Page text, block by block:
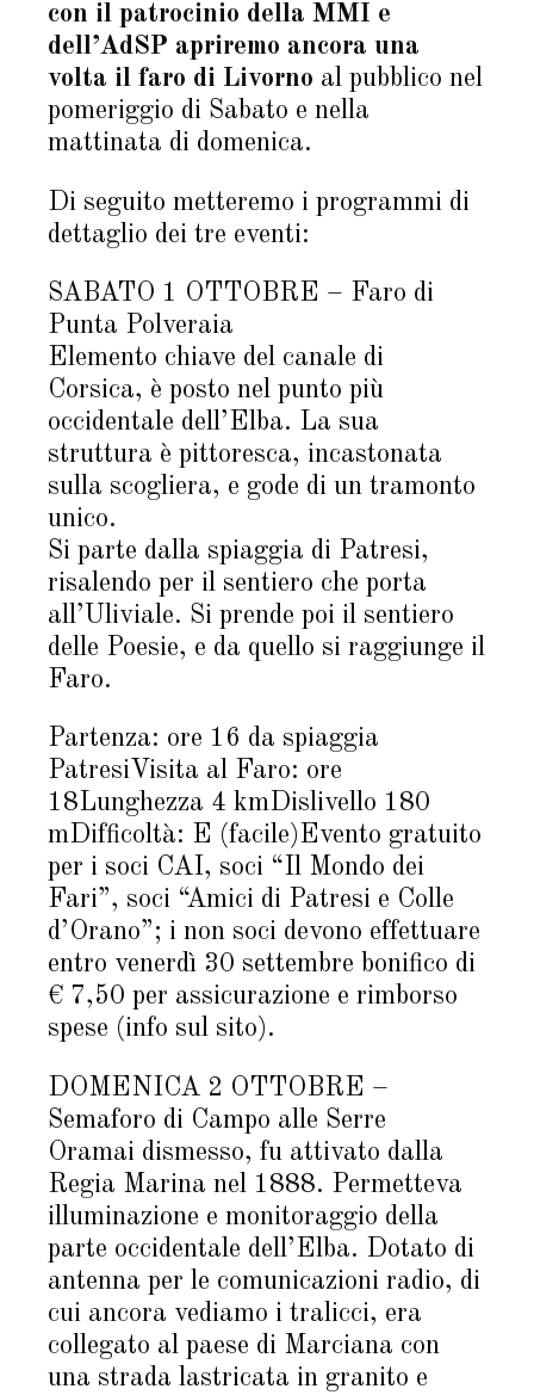
con il patrocinio della MMI e
dell’AdSP apriremo ancora una
volta il faro di Livorno al pubblico nel
pomeriggio di Sabato e nella
mattinata di domenica.
Di seguito metteremo i programmi di
dettaglio dei tre eventi:
SABATO 1 OTTOBRE – Faro di
Punta Polveraia
Elemento chiave del canale di
Corsica, è posto nel punto più
occidentale dell’Elba. La sua
struttura è pittoresca, incastonata
sulla scogliera, e gode di un tramonto
unico.
Si parte dalla spiaggia di Patresi,
risalendo per il sentiero che porta
all’Uliviale. Si prende poi il sentiero
delle Poesie, e da quello si raggiunge il
Faro.
Partenza: ore 16 da spiaggia
PatresiVisita al Faro: ore
18Lunghezza 4 kmDislivello 180
mDifficoltà: E (facile)Evento gratuito
per i soci CAI, soci “Il Mondo dei
Fari”, soci “Amici di Patresi e Colle
d’Orano”; i non soci devono effettuare
entro venerdì 30 settembre bonifico di
€ 7,50 per assicurazione e rimborso
spese (info sul sito).
DOMENICA 2 OTTOBRE –
Semaforo di Campo alle Serre
Oramai dismesso, fu attivato dalla
Regia Marina nel 1888. Permetteva
illuminazione e monitoraggio della
parte occidentale dell’Elba. Dotato di
antenna per le comunicazioni radio, di
cui ancora vediamo i tralicci, era
collegato al paese di Marciana con
una strada lastricata in granito e